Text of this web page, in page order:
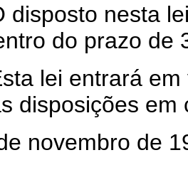
disposto nesta
do prazo de
lei entrará
disposições em
novembro de